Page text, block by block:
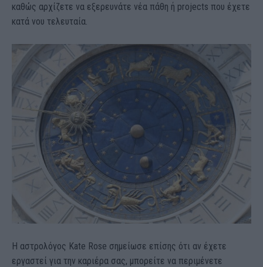
καθώς αρχίζετε να εξερευνάτε νέα πάθη ή projects που έχετε
κατά νου τελευταία.
Η αστρολόγος Kate Rose σημείωσε επίσης ότι αν έχετε
εργαστεί για την καριέρα σας, μπορείτε να περιμένετε